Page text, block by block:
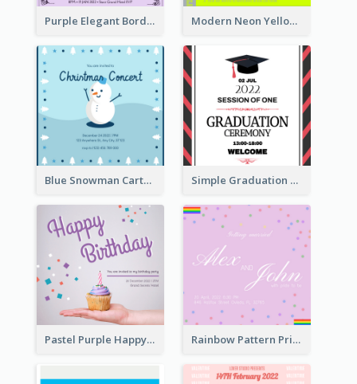
Purple Elegant Border With Photo Wedding Invitation Modern Neon Yellow Live Band Invitation Design Idea
Blue Snowman Cartoon Christmas Concert Invitation Simple Graduation Ceremony Invitation Design Template
Pastel Purple Happy Birthday Party Invitation Rainbow Pattern Pride Married Invitation